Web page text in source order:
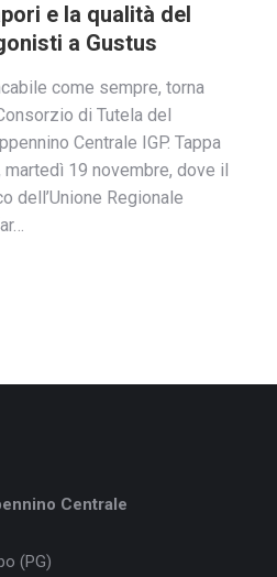
e la qualità del
a Gustus
come sempre, torna
di Tutela del
Centrale IGP. Tappa
martedì 19 novembre, dove il
dell’Unione Regionale
Centrale
(PG)